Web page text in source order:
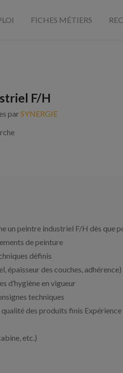
FICHES MÉTIERS
F/H
parSYNERGIE
un peintre industriel F/H dès que
de peinture
définis
épaisseur des couches, adhérence)
d’hygiène en vigueur
techniques
des produits finis
etc.)